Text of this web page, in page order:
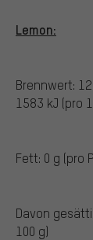
Lemon:
Brennwert:
1583 kJ (pro
Fett: 0 g (pro
Davon
100 g)